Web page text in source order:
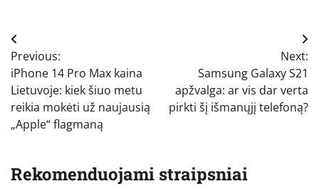
Navigacija
tarp
įrašų
Previous:
iPhone 14 Pro Max kaina
Lietuvoje: kiek šiuo metu
reikia mokėti už naujausią
„Apple“ flagmaną
Next:
Samsung Galaxy S21
apžvalga: ar vis dar verta
pirkti šį išmanųjį telefoną?
Rekomenduojami straipsniai